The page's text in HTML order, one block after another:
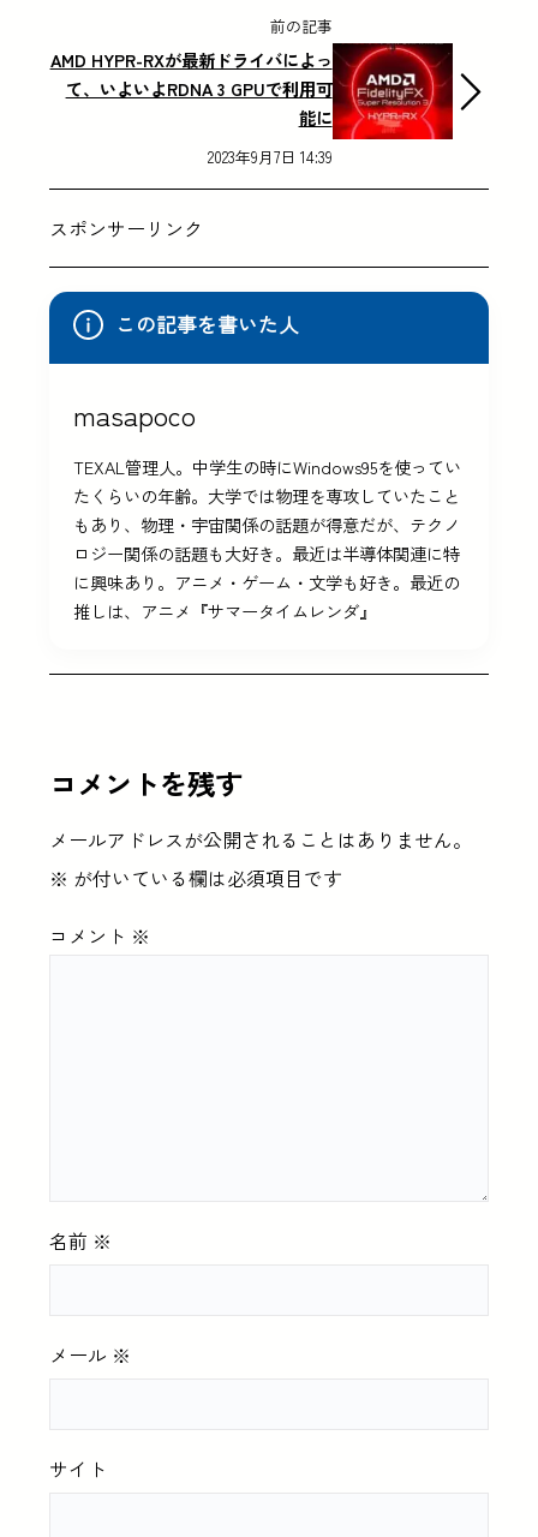
前の記事
AMD HYPR-RXが最新ドライバによっ
て、いよいよRDNA 3 GPUで利用可
能に
2023年9月7日 14:39
スポンサーリンク
この記事を書いた人
masapoco
TEXAL管理人。中学生の時にWindows95を使ってい
たくらいの年齢。大学では物理を専攻していたこと
もあり、物理・宇宙関係の話題が得意だが、テクノ
ロジー関係の話題も大好き。最近は半導体関連に特
に興味あり。アニメ・ゲーム・文学も好き。最近の
推しは、アニメ『サマータイムレンダ』
コメントを残す
メールアドレスが公開されることはありません。
※ が付いている欄は必須項目です
コメント ※
名前 ※
メール ※
サイト